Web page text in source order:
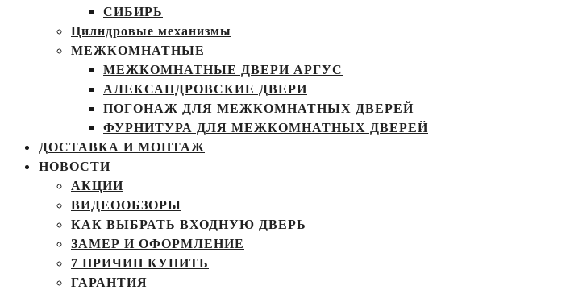
СИБИРЬ
Цилндровые механизмы
МЕЖКОМНАТНЫЕ
МЕЖКОМНАТНЫЕ ДВЕРИ АРГУС
АЛЕКСАНДРОВСКИЕ ДВЕРИ
ПОГОНАЖ ДЛЯ МЕЖКОМНАТНЫХ ДВЕРЕЙ
ФУРНИТУРА ДЛЯ МЕЖКОМНАТНЫХ ДВЕРЕЙ
ДОСТАВКА И МОНТАЖ
НОВОСТИ
АКЦИИ
ВИДЕООБЗОРЫ
КАК ВЫБРАТЬ ВХОДНУЮ ДВЕРЬ
ЗАМЕР И ОФОРМЛЕНИЕ
7 ПРИЧИН КУПИТЬ
ГАРАНТИЯ